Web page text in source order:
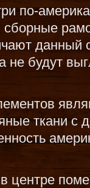
по-
данный
не будут
ткани с
центре